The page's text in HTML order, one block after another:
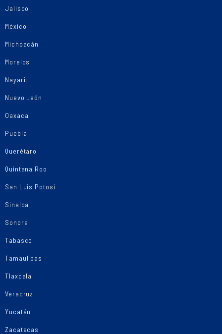
Jalisco
México
Michoacán
Morelos
Nayarit
Nuevo León
Oaxaca
Puebla
Querétaro
Quintana Roo
San Luis Potosí
Sinaloa
Sonora
Tabasco
Tamaulipas
Tlaxcala
Veracruz
Yucatán
Zacatecas